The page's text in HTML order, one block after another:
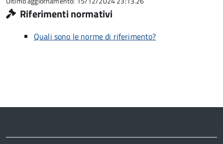
Riferimenti normativi
Quali sono le norme di riferimento?